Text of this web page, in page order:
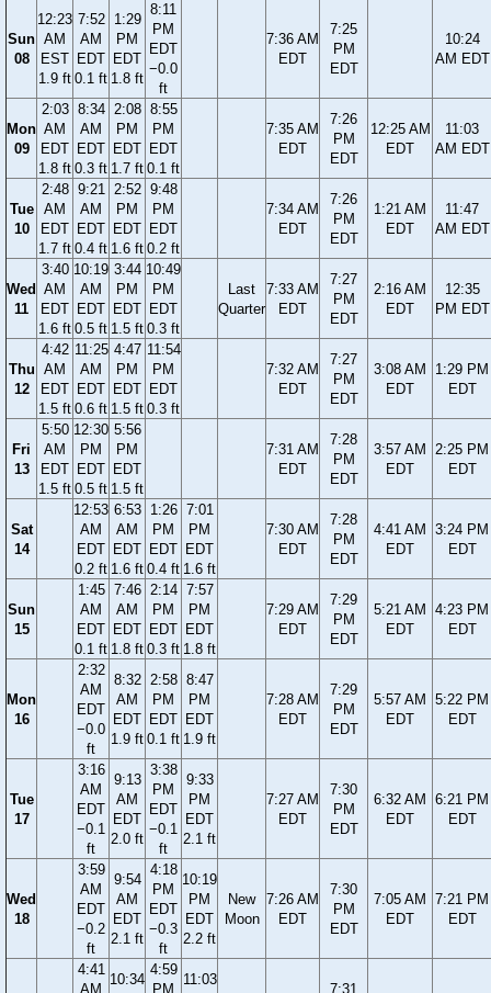
Sun
08
12:23
AM
EST
1.9 ft
7:52
AM
EDT
0.1 ft
1:29
PM
EDT
1.8 ft
8:11
PM
EDT
−0.0
ft
7:36 AM
EDT
7:25
PM
EDT
10:24
AM EDT
Mon
09
2:03
AM
EDT
1.8 ft
8:34
AM
EDT
0.3 ft
2:08
PM
EDT
1.7 ft
8:55
PM
EDT
0.1 ft
7:35 AM
EDT
7:26
PM
EDT
12:25 AM
EDT
11:03
AM EDT
Tue
10
2:48
AM
EDT
1.7 ft
9:21
AM
EDT
0.4 ft
2:52
PM
EDT
1.6 ft
9:48
PM
EDT
0.2 ft
7:34 AM
EDT
7:26
PM
EDT
1:21 AM
EDT
11:47
AM EDT
Wed
11
3:40
AM
EDT
1.6 ft
10:19
AM
EDT
0.5 ft
3:44
PM
EDT
1.5 ft
10:49
PM
EDT
0.3 ft
Last
Quarter
7:33 AM
EDT
7:27
PM
EDT
2:16 AM
EDT
12:35
PM EDT
Thu
12
4:42
AM
EDT
1.5 ft
11:25
AM
EDT
0.6 ft
4:47
PM
EDT
1.5 ft
11:54
PM
EDT
0.3 ft
7:32 AM
EDT
7:27
PM
EDT
3:08 AM
EDT
1:29 PM
EDT
Fri
13
5:50
AM
EDT
1.5 ft
12:30
PM
EDT
0.5 ft
5:56
PM
EDT
1.5 ft
7:31 AM
EDT
7:28
PM
EDT
3:57 AM
EDT
2:25 PM
EDT
Sat
14
12:53
AM
EDT
0.2 ft
6:53
AM
EDT
1.6 ft
1:26
PM
EDT
0.4 ft
7:01
PM
EDT
1.6 ft
7:30 AM
EDT
7:28
PM
EDT
4:41 AM
EDT
3:24 PM
EDT
Sun
15
1:45
AM
EDT
0.1 ft
7:46
AM
EDT
1.8 ft
2:14
PM
EDT
0.3 ft
7:57
PM
EDT
1.8 ft
7:29 AM
EDT
7:29
PM
EDT
5:21 AM
EDT
4:23 PM
EDT
Mon
16
2:32
AM
EDT
−0.0
ft
8:32
AM
EDT
1.9 ft
2:58
PM
EDT
0.1 ft
8:47
PM
EDT
1.9 ft
7:28 AM
EDT
7:29
PM
EDT
5:57 AM
EDT
5:22 PM
EDT
Tue
17
3:16
AM
EDT
−0.1
ft
9:13
AM
EDT
2.0 ft
3:38
PM
EDT
−0.1
ft
9:33
PM
EDT
2.1 ft
7:27 AM
EDT
7:30
PM
EDT
6:32 AM
EDT
6:21 PM
EDT
Wed
18
3:59
AM
EDT
−0.2
ft
9:54
AM
EDT
2.1 ft
4:18
PM
EDT
−0.3
ft
10:19
PM
EDT
2.2 ft
New
Moon
7:26 AM
EDT
7:30
PM
EDT
7:05 AM
EDT
7:21 PM
EDT
4:41
AM
10:34
4:59
PM
11:03
7:31